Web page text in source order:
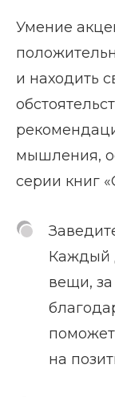
Умение
и находить
мышления,
серии книг
Каждый
вещи,
на